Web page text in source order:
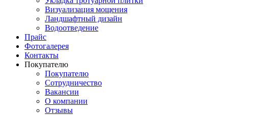
Визуализация мощения
Ландшафтный дизайн
Водоотведение
Прайс
Фотогалерея
Контакты
Покупателю
Покупателю
Сотрудничество
Вакансии
О компании
Отзывы